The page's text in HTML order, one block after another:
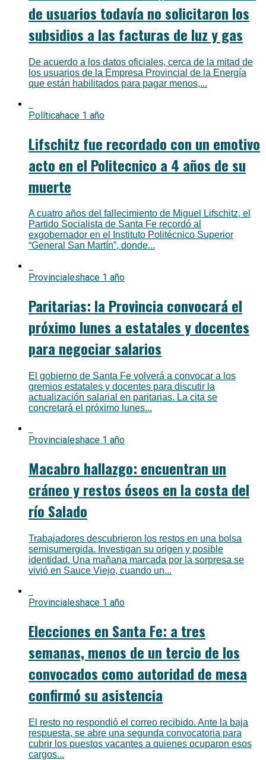
de usuarios todavía no solicitaron los
subsidios a las facturas de luz y gas
De acuerdo a los datos oficiales, cerca de la mitad de
los usuarios de la Empresa Provincial de la Energía
que están habilitados para pagar menos,...
Políticahace 1 año
Lifschitz fue recordado con un emotivo
acto en el Politecnico a 4 años de su
muerte
A cuatro años del fallecimiento de Miguel Lifschitz, el
Partido Socialista de Santa Fe recordó al
exgobernador en el Instituto Politécnico Superior
“General San Martín”, donde...
Provincialeshace 1 año
Paritarias: la Provincia convocará el
próximo lunes a estatales y docentes
para negociar salarios
El gobierno de Santa Fe volverá a convocar a los
gremios estatales y docentes para discutir la
actualización salarial en paritarias. La cita se
concretará el próximo lunes...
Provincialeshace 1 año
Macabro hallazgo: encuentran un
cráneo y restos óseos en la costa del
río Salado
Trabajadores descubrieron los restos en una bolsa
semisumergida. Investigan su origen y posible
identidad. Una mañana marcada por la sorpresa se
vivió en Sauce Viejo, cuando un...
Provincialeshace 1 año
Elecciones en Santa Fe: a tres
semanas, menos de un tercio de los
convocados como autoridad de mesa
confirmó su asistencia
El resto no respondió el correo recibido. Ante la baja
respuesta, se abre una segunda convocatoria para
cubrir los puestos vacantes a quienes ocuparon esos
cargos...